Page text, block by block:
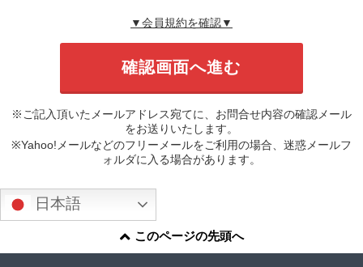
▼会員規約を確認▼
※ご記入頂いたメールアドレス宛てに、お問合せ内容の確認メール
をお送りいたします。
※Yahoo!メールなどのフリーメールをご利用の場合、迷惑メールフ
ォルダに入る場合があります。
日本語
このページの先頭へ